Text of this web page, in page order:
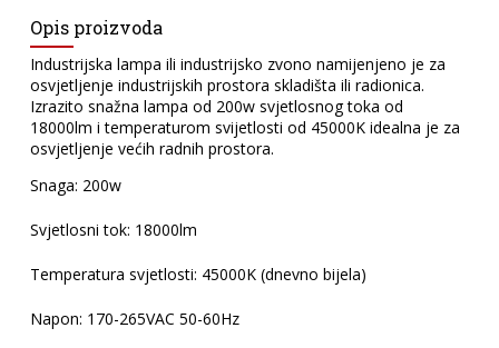
Opis proizvoda
Industrijska lampa ili industrijsko zvono namijenjeno je za
osvjetljenje industrijskih prostora skladišta ili radionica.
Izrazito snažna lampa od 200w svjetlosnog toka od
18000lm i temperaturom svijetlosti od 45000K idealna je za
osvjetljenje većih radnih prostora.
Snaga: 200w
Svjetlosni tok: 18000lm
Temperatura svjetlosti: 45000K (dnevno bijela)
Napon: 170-265VAC 50-60Hz